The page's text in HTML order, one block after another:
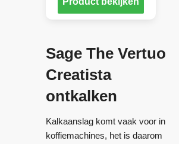
Sage The Vertuo
Creatista
ontkalken
Kalkaanslag komt vaak voor in
koffiemachines, het is daarom